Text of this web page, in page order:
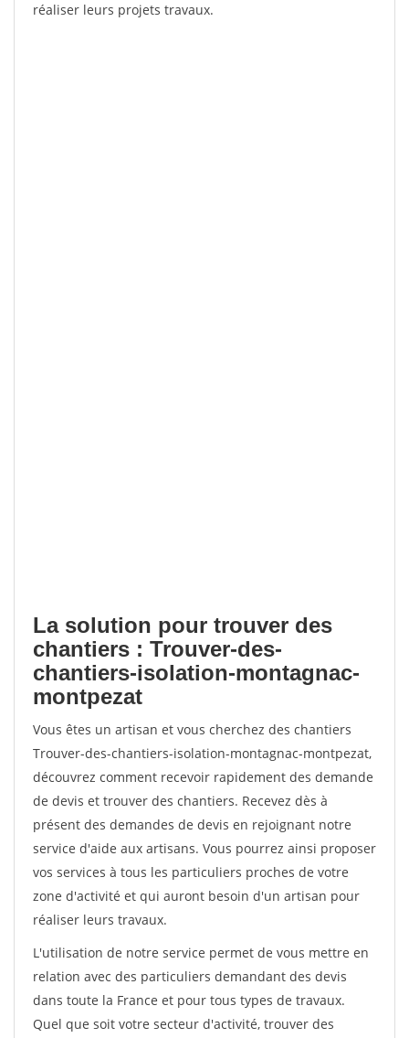
réaliser leurs projets travaux.
La solution pour trouver des
chantiers : Trouver-des-
chantiers-isolation-montagnac-
montpezat
Vous êtes un artisan et vous cherchez des chantiers
Trouver-des-chantiers-isolation-montagnac-montpezat,
découvrez comment recevoir rapidement des demande
de devis et trouver des chantiers. Recevez dès à
présent des demandes de devis en rejoignant notre
service d'aide aux artisans. Vous pourrez ainsi proposer
vos services à tous les particuliers proches de votre
zone d'activité et qui auront besoin d'un artisan pour
réaliser leurs travaux.
L'utilisation de notre service permet de vous mettre en
relation avec des particuliers demandant des devis
dans toute la France et pour tous types de travaux.
Quel que soit votre secteur d'activité, trouver des